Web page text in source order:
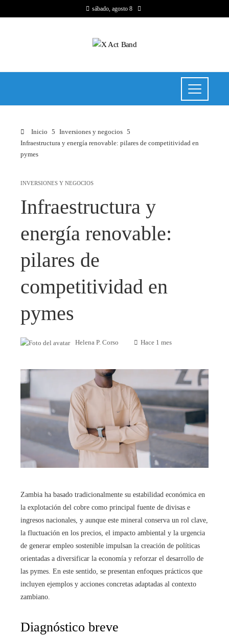
sábado, agosto 8
Inicio
Inversiones y negocios
Infraestructura y energía renovable: pilares de competitividad en
pymes
INVERSIONES Y NEGOCIOS
Infraestructura y
energía renovable:
pilares de
competitividad en
pymes
Helena P. Corso Hace 1 mes
Zambia ha basado tradicionalmente su estabilidad económica en
la explotación del cobre como principal fuente de divisas e
ingresos nacionales, y aunque este mineral conserva un rol clave,
la fluctuación en los precios, el impacto ambiental y la urgencia
de generar empleo sostenible impulsan la creación de políticas
orientadas a diversificar la economía y reforzar el desarrollo de
las pymes. En este sentido, se presentan enfoques prácticos que
incluyen ejemplos y acciones concretas adaptadas al contexto
zambiano.
Diagnóstico breve